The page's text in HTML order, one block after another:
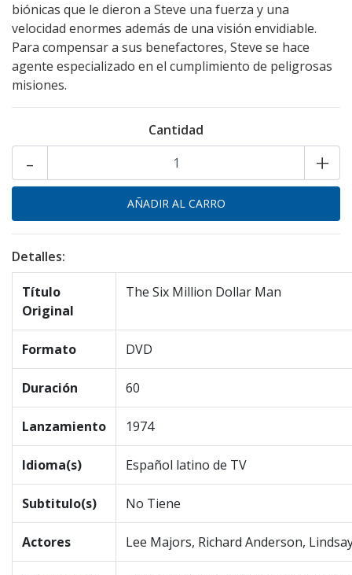
biónicas que le dieron a Steve una fuerza y una
velocidad enormes además de una visión envidiable.
Para compensar a sus benefactores, Steve se hace
agente especializado en el cumplimiento de peligrosas
misiones.
Cantidad
+
-
Detalles:
Título
Original
The Six Million Dollar Man
Formato DVD
Duración 60
Lanzamiento 1974
Idioma(s) Español latino de TV
Subtitulo(s) No Tiene
Actores Lee Majors, Richard Anderson,